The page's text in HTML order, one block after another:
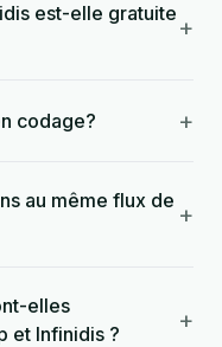
est-elle gratuite +
codage? +
au même flux de +
elles
et Infinidis ?
+